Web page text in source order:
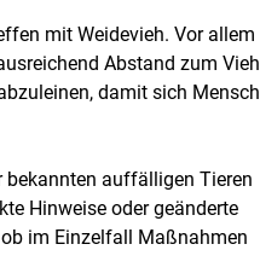
mit Weidevieh. Vor allem
Abstand zum Vieh
damit sich Mensch
bekannten auffälligen Tieren
Hinweise oder geänderte
im Einzelfall Maßnahmen